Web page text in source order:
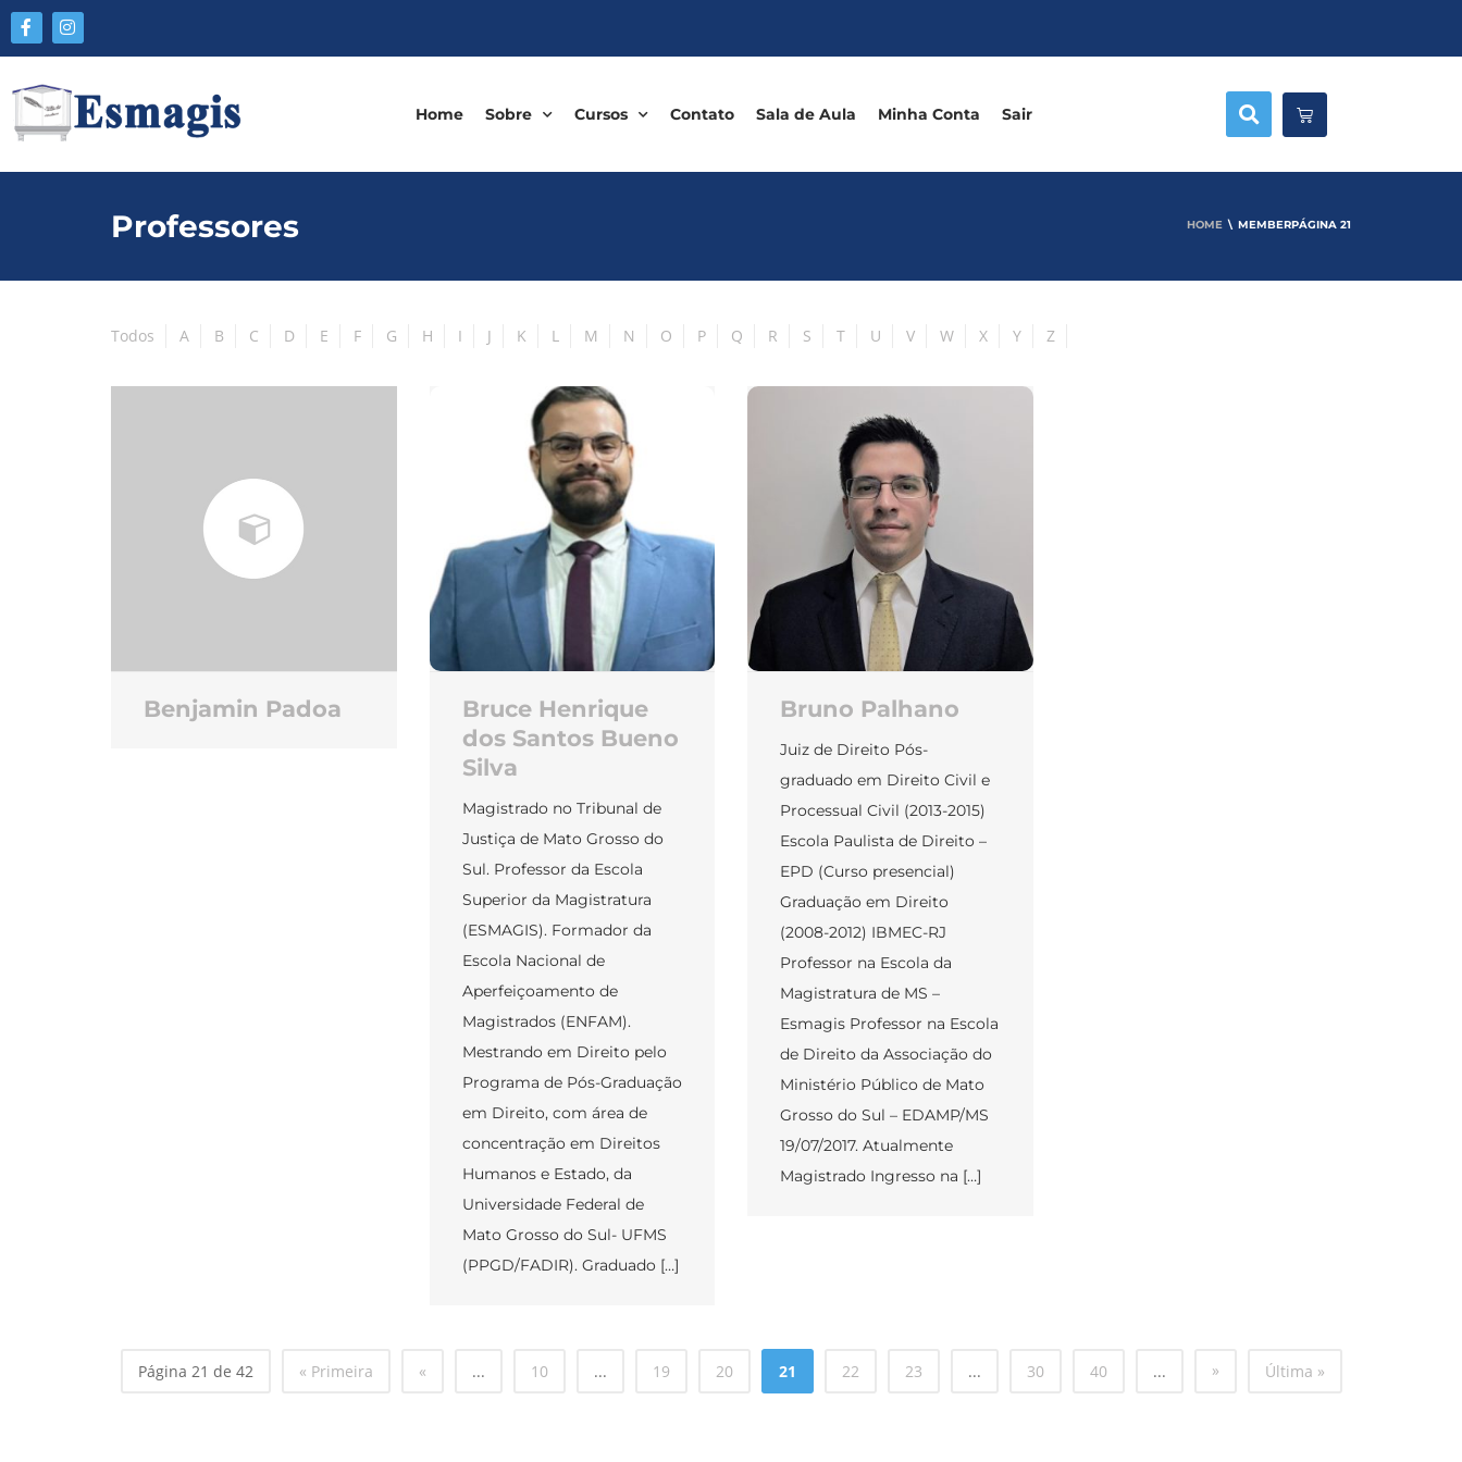
Home Sobre Cursos Contato Sala de Aula Minha Conta Sair
Professores HOME MEMBERPÁGINA 21
Todos A B C D E F G H I J K L M N O P Q R S T U V W X Y Z
Benjamin Padoa
Bruce Henrique
dos Santos Bueno
Silva
Magistrado no Tribunal de
Justiça de Mato Grosso do
Sul. Professor da Escola
Superior da Magistratura
(ESMAGIS). Formador da
Escola Nacional de
Aperfeiçoamento de
Magistrados (ENFAM).
Mestrando em Direito pelo
Programa de Pós-Graduação
em Direito, com área de
concentração em Direitos
Humanos e Estado, da
Universidade Federal de
Mato Grosso do Sul- UFMS
(PPGD/FADIR). Graduado […]
Bruno Palhano
Juiz de Direito Pós-
graduado em Direito Civil e
Processual Civil (2013-2015)
Escola Paulista de Direito –
EPD (Curso presencial)
Graduação em Direito
(2008-2012) IBMEC-RJ
Professor na Escola da
Magistratura de MS –
Esmagis Professor na Escola
de Direito da Associação do
Ministério Público de Mato
Grosso do Sul – EDAMP/MS
19/07/2017. Atualmente
Magistrado Ingresso na […]
Página 21 de 42 « Primeira « ... 10 ... 19 20 21 22 23 ... 30 40 ... » Última »